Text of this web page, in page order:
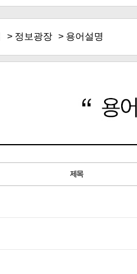
> 정보광장 > 용어설명
제목